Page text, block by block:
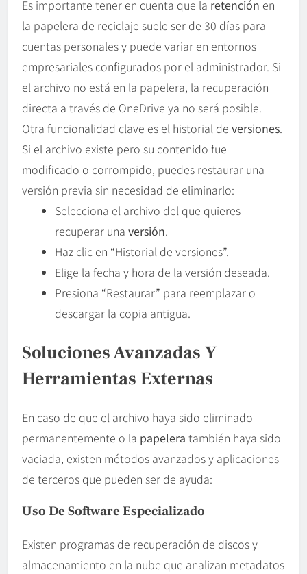
Es importante tener en cuenta que la retención en
la papelera de reciclaje suele ser de 30 días para
cuentas personales y puede variar en entornos
empresariales configurados por el administrador. Si
el archivo no está en la papelera, la recuperación
directa a través de OneDrive ya no será posible.
Otra funcionalidad clave es el historial de versiones.
Si el archivo existe pero su contenido fue
modificado o corrompido, puedes restaurar una
versión previa sin necesidad de eliminarlo:
Selecciona el archivo del que quieres
recuperar una versión.
Haz clic en “Historial de versiones”.
Elige la fecha y hora de la versión deseada.
Presiona “Restaurar” para reemplazar o
descargar la copia antigua.
Soluciones Avanzadas Y
Herramientas Externas
En caso de que el archivo haya sido eliminado
permanentemente o la papelera también haya sido
vaciada, existen métodos avanzados y aplicaciones
de terceros que pueden ser de ayuda:
Uso De Software Especializado
Existen programas de recuperación de discos y
almacenamiento en la nube que analizan metadatos